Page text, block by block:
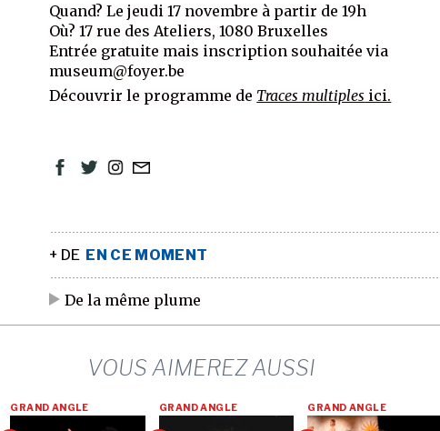
Quand? Le jeudi 17 novembre à partir de 19h
Où? 17 rue des Ateliers, 1080 Bruxelles
Entrée gratuite mais inscription souhaitée via
museum@foyer.be
Découvrir le programme de Traces multiples ici.
+ DE EN CE MOMENT
De la même plume
VOUS AIMEREZ AUSSI
GRAND ANGLE GRAND ANGLE GRAND ANGLE